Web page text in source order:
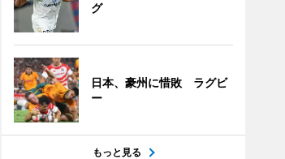
グ
日本、豪州に惜敗 ラグビ
ー
もっと見る